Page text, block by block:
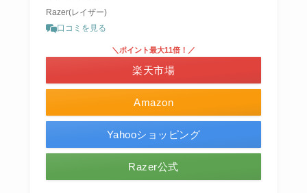
Razer(レイザー)
口コミを見る
Amazon
＼ポイント最大11倍！／
楽天市場
Yahooショッピング
Razer公式